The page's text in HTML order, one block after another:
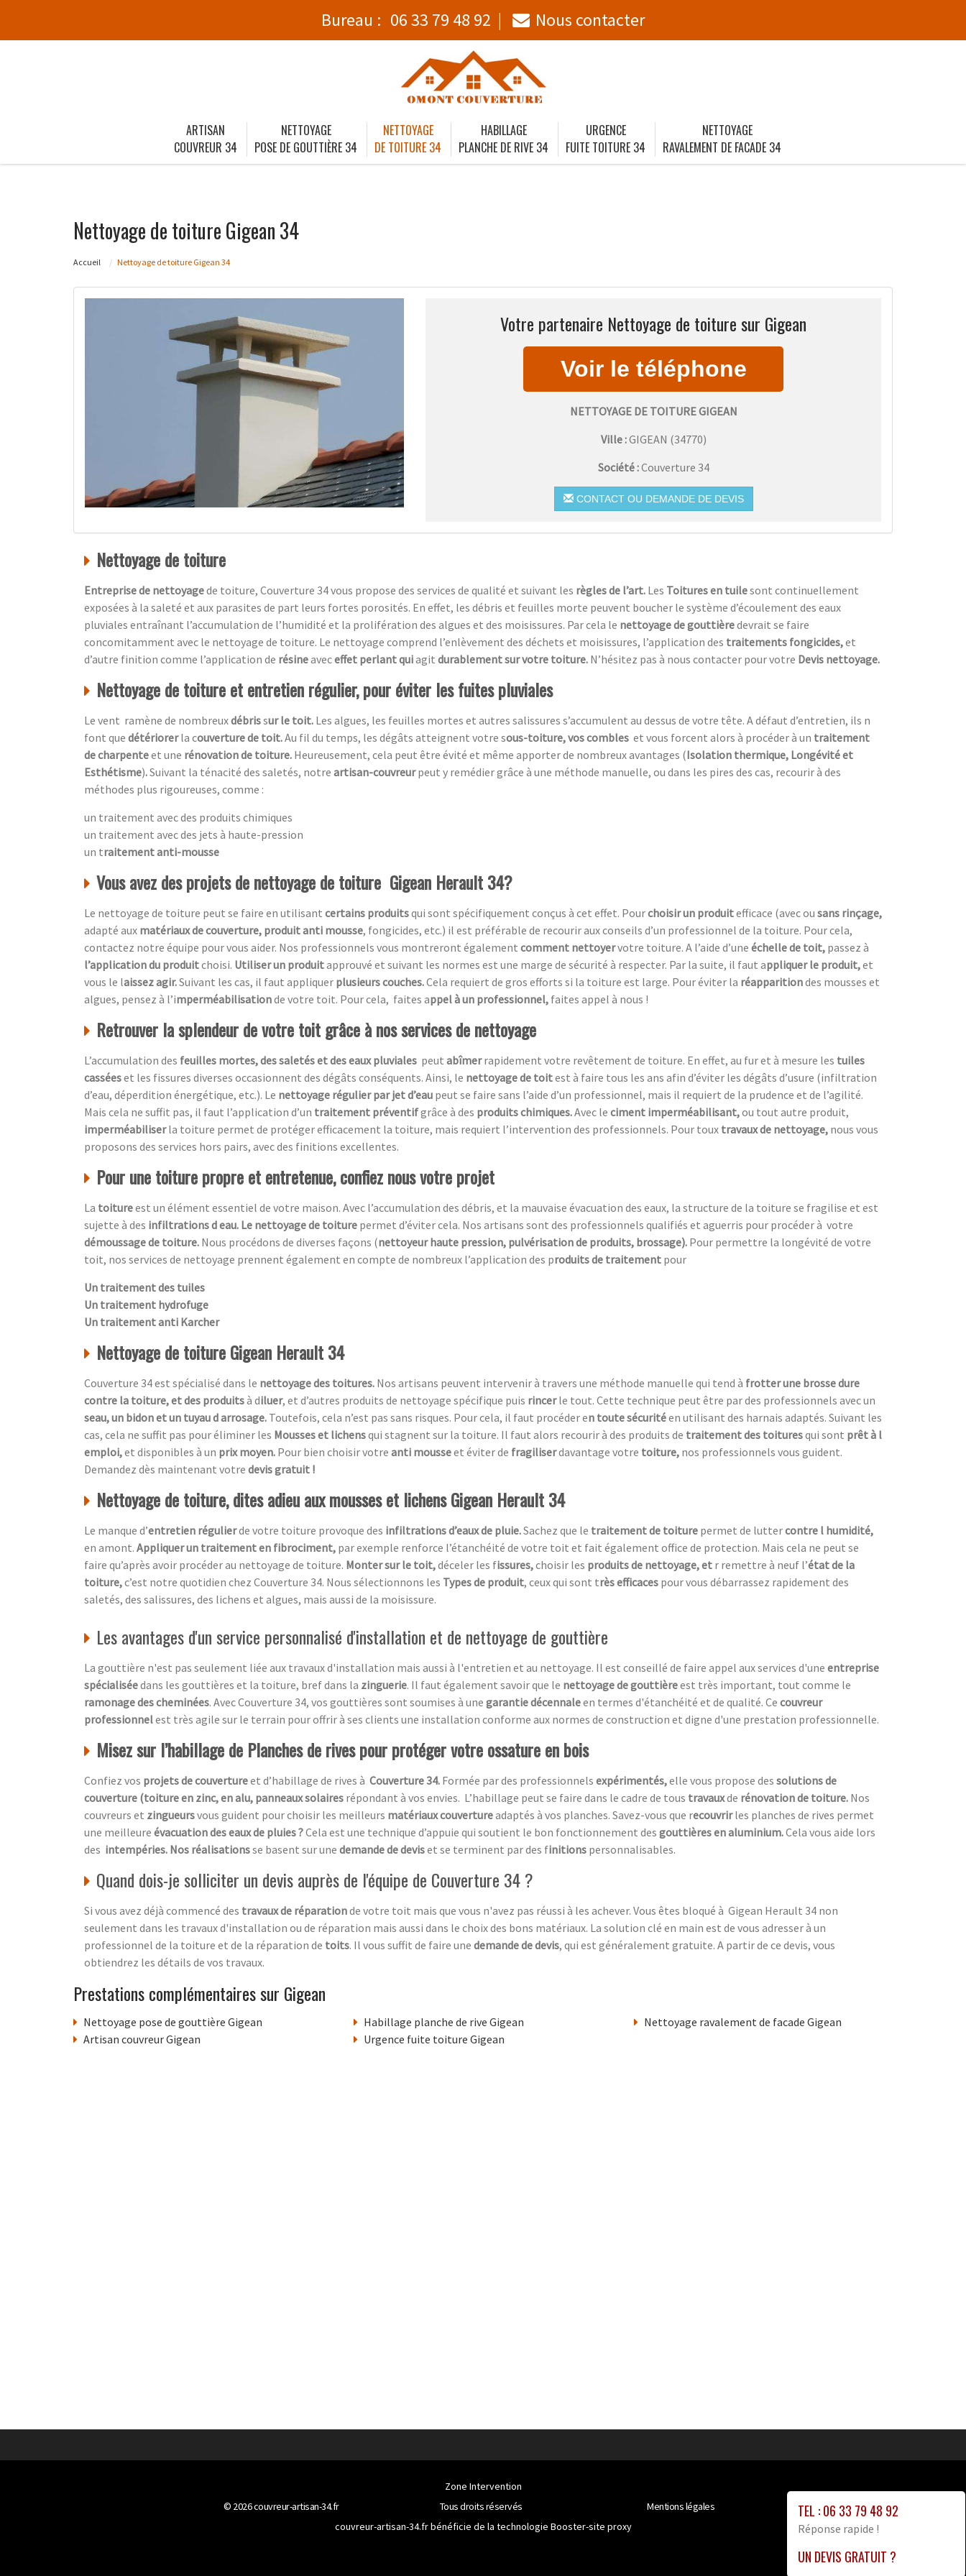
Bureau : 06 33 79 48 92 Nous contacter
ARTISAN
COUVREUR 34
NETTOYAGE
POSE DE GOUTTIÈRE 34
NETTOYAGE
DE TOITURE 34
HABILLAGE
PLANCHE DE RIVE 34
URGENCE
FUITE TOITURE 34
NETTOYAGE
RAVALEMENT DE FACADE 34
Nettoyage de toiture Gigean 34
Accueil Nettoyage de toiture Gigean 34
Votre partenaire Nettoyage de toiture sur Gigean
NETTOYAGE DE TOITURE GIGEAN
Ville :GIGEAN (34770)
Société :Couverture 34
CONTACT OU DEMANDE DE DEVIS
Nettoyage de toiture
Entreprise de nettoyagede toiture, Couverture 34 vous propose des services de qualité et suivant les règles de l’art. Les Toitures en tuilesont continuellement
exposées à la saleté et aux parasites de part leurs fortes porosités. En effet, les débris et feuilles morte peuvent boucher le système d’écoulement des eaux
pluviales entraînant l’accumulation de l’humidité et la prolifération des algues et des moisissures. Par cela le nettoyage de gouttièredevrait se faire
concomitamment avec le nettoyage de toiture. Le nettoyage comprend l’enlèvement des déchets et moisissures, l’application des traitements fongicides,et
d’autre finition comme l’application de résineaveceffet perlant quiagit durablement sur votre toiture. N’hésitez pas à nous contacter pour votre Devis nettoyage.
Nettoyage de toiture et entretien régulier, pour éviter les fuites pluviales
Le vent ramène de nombreuxdébrissur le toit. Les algues, les feuilles mortes et autres salissures s’accumulent au dessus de votre tête. A défaut d’entretien, ils n
font que détériorerla couverture de toit.Au fil du temps, les dégâts atteignent votre sous-toiture, vos combles et vous forcent alors à procéder à un traitement
de charpenteet une rénovation de toiture. Heureusement, cela peut être évité et même apporter de nombreux avantages (Isolation thermique, Longévité et
Esthétisme).Suivant la ténacité des saletés, notre artisan-couvreurpeut y remédier grâce à une méthode manuelle, ou dans les pires des cas, recourir à des
méthodes plus rigoureuses, comme :
un traitement avec des produits chimiques
un traitement avec des jets à haute-pression
un traitement anti-mousse
Vous avez des projets de nettoyage de toiture Gigean Herault 34?
Le nettoyage de toiture peut se faire en utilisant certains produitsqui sont spécifiquement conçus à cet effet. Pourchoisir un produitefficace (avec ou sans rinçage,
adapté aux matériaux de couverture, produit anti mousse, fongicides, etc.) il est préférable de recourir aux conseils d’un professionnel de la toiture. Pour cela,
contactez notre équipe pour vous aider. Nos professionnels vous montreront également comment nettoyervotre toiture. A l’aide d’une échelle de toit, passez à
l’application du produitchoisi. Utiliser un produitapprouvé et suivant les normes est une marge de sécurité à respecter. Par la suite, il faut appliquer le produit,et
vous le laissez agir.Suivant les cas, il faut appliquer plusieurs couches.Cela requiert de gros efforts si la toiture est large. Pour éviter la réapparitiondes mousses et
algues, pensez à l’imperméabilisationde votre toit. Pour cela, faites appel à un professionnel, faites appel à nous !
Retrouver la splendeur de votre toit grâce à nos services de nettoyage
L’accumulation des feuilles mortes, des saletés et des eaux pluviales peut abîmerrapidement votre revêtement de toiture. En effet, au fur et à mesure les tuiles
casséeset les fissures diverses occasionnent des dégâts conséquents. Ainsi, le nettoyage de toitest à faire tous les ans afin d’éviter les dégâts d’usure (infiltration
d’eau, déperdition énergétique, etc.). Le nettoyage régulier par jet d’eau peut se faire sans l’aide d’un professionnel, mais il requiert de la prudence et de l’agilité.
Mais cela ne suffit pas, il faut l’application d’un traitement préventifgrâce à des produits chimiques.Avec le ciment imperméabilisant,ou tout autre produit,
imperméabiliserla toiture permet de protéger efficacement la toiture, mais requiert l’intervention des professionnels. Pour toux travaux de nettoyage, nous vous
proposons des services hors pairs, avec des finitions excellentes.
Pour une toiture propre et entretenue, confiez nous votre projet
La toitureest un élément essentiel de votre maison. Avec l’accumulation des débris, et la mauvaise évacuation des eaux, la structure de la toiture se fragilise et est
sujette à des infiltrations d eau. Le nettoyage de toiture permet d’éviter cela. Nos artisans sont des professionnels qualifiés et aguerris pour procéder à votre
démoussage de toiture. Nous procédons de diverses façons (nettoyeur haute pression, pulvérisation de produits, brossage). Pour permettre la longévité de votre
toit, nos services de nettoyage prennent également en compte de nombreux l’application des produits de traitement pour
Un traitement des tuiles
Un traitement hydrofuge
Un traitement anti Karcher
Nettoyage de toiture Gigean Herault 34
Couverture 34 est spécialisé dans le nettoyage des toitures. Nos artisans peuvent intervenir à travers une méthode manuelle qui tend à frotter une brosse dure
contre la toiture, et des produitsà diluer, et d’autres produits de nettoyage spécifique puis rincerle tout. Cette technique peut être par des professionnels avec un
seau, un bidon et un tuyau d arrosage. Toutefois, cela n’est pas sans risques. Pour cela, il faut procéder en toute sécuritéen utilisant des harnais adaptés. Suivant les
cas, cela ne suffit pas pour éliminer les Mousses et lichensqui stagnent sur la toiture. Il faut alors recourir à des produits de traitement des toituresqui sont prêt à l
emploi,et disponibles à un prix moyen. Pour bien choisir votre anti mousseet éviter de fragiliserdavantage votre toiture, nos professionnels vous guident.
Demandez dès maintenant votre devis gratuit !
Nettoyage de toiture, dites adieu aux mousses et lichens Gigean Herault 34
Le manque d’entretien régulierde votre toiture provoque des infiltrations d’eaux de pluie.Sachez que le traitement de toiture permet de luttercontre l humidité,
en amont. Appliquer un traitement en fibrociment, par exemple renforce l’étanchéité de votre toit et fait également office de protection. Mais cela ne peut se
faire qu’après avoir procéder au nettoyage de toiture. Monter sur le toit,déceler les fissures,choisir les produits de nettoyage, et r remettre à neuf l’état de la
toiture,c’est notre quotidien chez Couverture 34. Nous sélectionnons les Types de produit, ceux qui sont très efficaces pour vous débarrassez rapidement des
saletés, des salissures, des lichens et algues, mais aussi de la moisissure.
Les avantages d'un service personnalisé d'installation et de nettoyage de gouttière
La gouttière n'est pas seulement liée aux travaux d'installation mais aussi à l'entretien et au nettoyage. Il est conseillé de faire appel aux services d'une entreprise
spécialiséedans les gouttières et la toiture, bref dans la zinguerie. Il faut également savoir que le nettoyage de gouttièreest très important, tout comme le
ramonage des cheminées. Avec Couverture 34, vos gouttières sont soumises à une garantie décennaleen termes d'étanchéité et de qualité. Ce couvreur
professionnelest très agile sur le terrain pour offrir à ses clients une installation conforme aux normes de construction et digne d'une prestation professionnelle.
Misez sur l’habillage de Planches de rives pour protéger votre ossature en bois
Confiez vos projets de couvertureet d’habillage de rives à Couverture 34. Formée par des professionnels expérimentés,elle vous propose des solutions de
couverture (toiture en zinc, en alu, panneaux solaires répondant à vos envies. L’habillage peut se faire dans le cadre de tous travauxde rénovation de toiture. Nos
couvreurs et zingueursvous guident pour choisir les meilleurs matériaux couvertureadaptés à vos planches. Savez-vous que recouvrirles planches de rives permet
une meilleure évacuation des eaux de pluies ?Cela est une technique d’appuie qui soutient le bon fonctionnement des gouttières en aluminium.Cela vous aide lors
des intempéries. Nos réalisationsse basent sur une demande de deviset se terminent par des finitions personnalisables.
Quand dois-je solliciter un devis auprès de l'équipe de Couverture 34 ?
Si vous avez déjà commencé des travaux de réparationde votre toit mais que vous n'avez pas réussi à les achever. Vous êtes bloqué à Gigean Herault 34 non
seulement dans les travaux d'installation ou de réparation mais aussi dans le choix des bons matériaux. La solution clé en main est de vous adresser à un
professionnel de la toiture et de la réparation de toits. Il vous suffit de faire une demande de devis, qui est généralement gratuite. A partir de ce devis, vous
obtiendrez les détails de vos travaux.
Prestations complémentaires sur Gigean
Nettoyage pose de gouttière Gigean
Artisan couvreur Gigean
Habillage planche de rive Gigean
Urgence fuite toiture Gigean
Nettoyage ravalement de facade Gigean
TEL : 06 33 79 48 92
Réponse rapide !
UN DEVIS GRATUIT ?
Zone Intervention
© 2026couvreur-artisan-34.fr Tous droits réservés
Mentions légales
couvreur-artisan-34.fr bénéficie de la technologie Booster-site proxy